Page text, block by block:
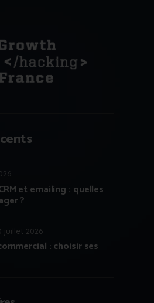
et emailing : quelles
?
juillet 2026
: choisir ses